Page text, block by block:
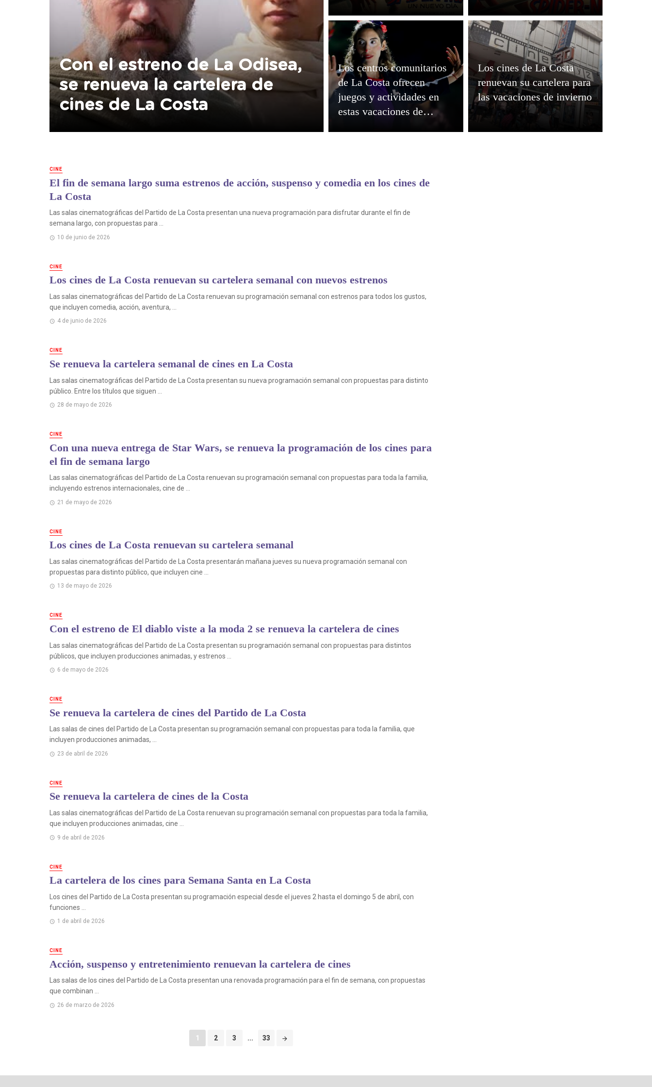
Con el estreno de La Odisea,
se renueva la cartelera de
cines de La Costa
Los centros comunitarios
de La Costa ofrecen
juegos y actividades en
estas vacaciones de
Los cines de La Costa
renuevan su cartelera para
las vacaciones de invierno
CINE
El fin de semana largo suma estrenos de acción, suspenso y comedia en los cines de
La Costa
Las salas cinematográficas del Partido de La Costa presentan una nueva programación para disfrutar durante el fin de
semana largo, con propuestas para ...
10 de junio de 2026
CINE
Los cines de La Costa renuevan su cartelera semanal con nuevos estrenos
Las salas cinematográficas del Partido de La Costa renuevan su programación semanal con estrenos para todos los gustos,
que incluyen comedia, acción, aventura, ...
4 de junio de 2026
CINE
Se renueva la cartelera semanal de cines en La Costa
Las salas cinematográficas del Partido de La Costa presentan su nueva programación semanal con propuestas para distinto
público. Entre los títulos que siguen ...
28 de mayo de 2026
CINE
Con una nueva entrega de Star Wars, se renueva la programación de los cines para
el fin de semana largo
Las salas cinematográficas del Partido de La Costa renuevan su programación semanal con propuestas para toda la familia,
incluyendo estrenos internacionales, cine de ...
21 de mayo de 2026
CINE
Los cines de La Costa renuevan su cartelera semanal
Las salas cinematográficas del Partido de La Costa presentarán mañana jueves su nueva programación semanal con
propuestas para distinto público, que incluyen cine ...
13 de mayo de 2026
CINE
Con el estreno de El diablo viste a la moda 2 se renueva la cartelera de cines
Las salas cinematográficas del Partido de La Costa presentan su programación semanal con propuestas para distintos
públicos, que incluyen producciones animadas, y estrenos ...
6 de mayo de 2026
CINE
Se renueva la cartelera de cines del Partido de La Costa
Las salas de cines del Partido de La Costa presentan su programación semanal con propuestas para toda la familia, que
incluyen producciones animadas, ...
23 de abril de 2026
CINE
Se renueva la cartelera de cines de la Costa
Las salas cinematográficas del Partido de La Costa renuevan su programación semanal con propuestas para toda la familia,
que incluyen producciones animadas, cine ...
9 de abril de 2026
CINE
La cartelera de los cines para Semana Santa en La Costa
Los cines del Partido de La Costa presentan su programación especial desde el jueves 2 hasta el domingo 5 de abril, con
funciones ...
1 de abril de 2026
CINE
Acción, suspenso y entretenimiento renuevan la cartelera de cines
Las salas de los cines del Partido de La Costa presentan una renovada programación para el fin de semana, con propuestas
que combinan ...
26 de marzo de 2026
1 2 3 ... 33